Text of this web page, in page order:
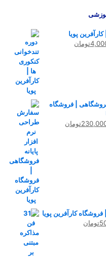
پویا
تومان
4,000,000تومان
| فروشگاه
تومان
تومان